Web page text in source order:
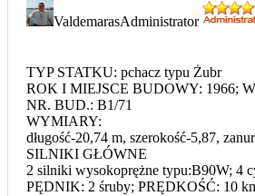
ValdemarasAdministrator
TYP STATKU: pchacz typu Żubr
ROK I MIEJSCE BUDOWY: 1966;
NR. BUD.: B1/71
WYMIARY:
długość-20,74 m, szerokość-5,87,
SILNIKI GŁÓWNE
2 silniki wysokoprężne typu:B90W; 4
PĘDNIK: 2 śruby; PRĘDKOŚĆ: 10